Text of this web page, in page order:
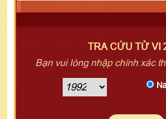
TRA CỨU TỬ VI
Bạn vui lòng nhập chính xác